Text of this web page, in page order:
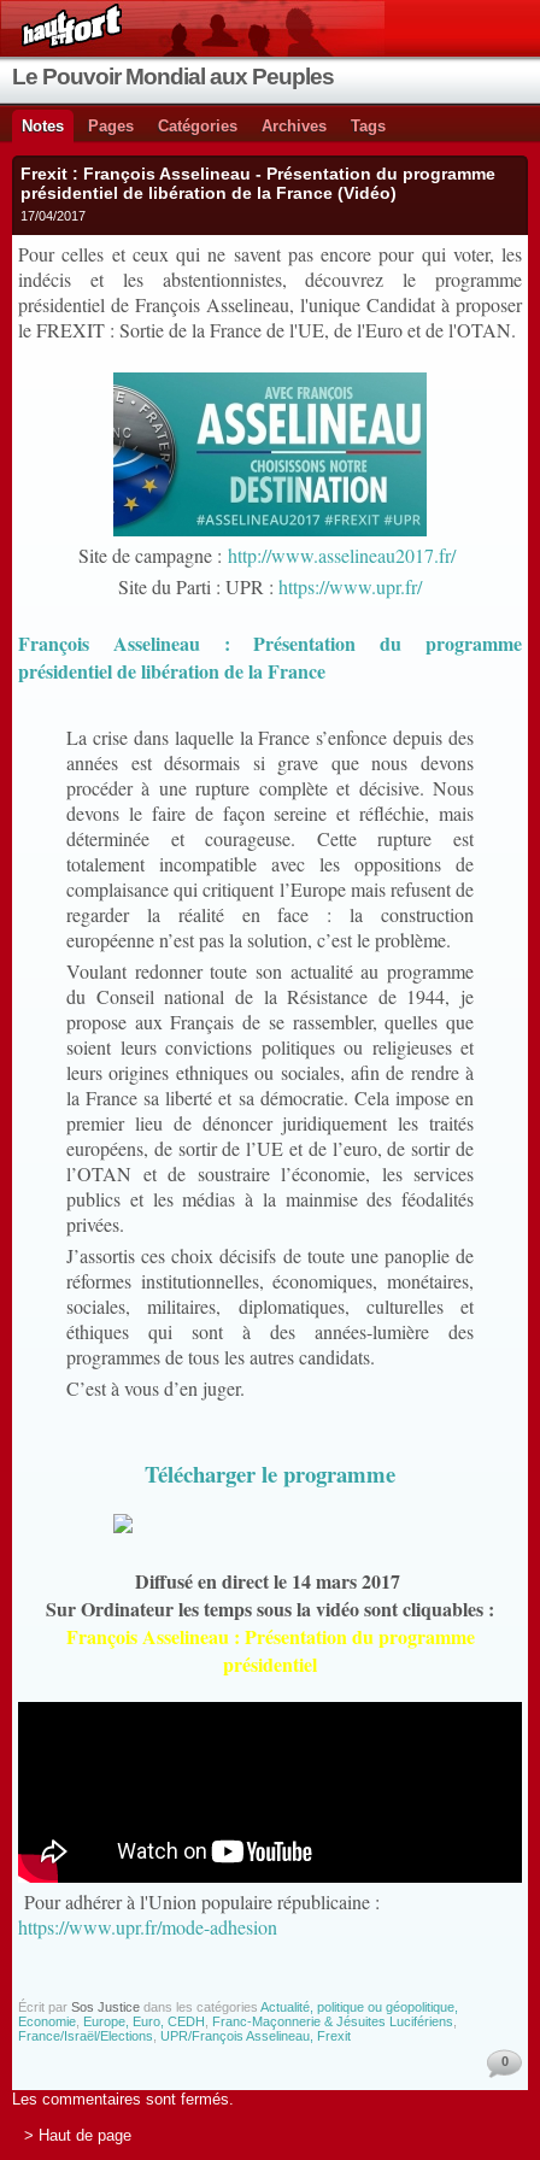
Le Pouvoir Mondial aux Peuples
Notes Pages Catégories Archives Tags
Frexit : François Asselineau - Présentation du programme
présidentiel de libération de la France (Vidéo)
17/04/2017
Pour celles et ceux qui ne savent pas encore pour qui voter, les
indécis et les abstentionnistes, découvrez le programme
présidentiel de François Asselineau, l'unique Candidat à proposer
le FREXIT : Sortie de la France de l'UE, de l'Euro et de l'OTAN.
Site de campagne : http://www.asselineau2017.fr/
Site du Parti : UPR : https://www.upr.fr/
François Asselineau : Présentation du programme
présidentiel de libération de la France
La crise dans laquelle la France s’enfonce depuis des
années est désormais si grave que nous devons
procéder à une rupture complète et décisive. Nous
devons le faire de façon sereine et réfléchie, mais
déterminée et courageuse. Cette rupture est
totalement incompatible avec les oppositions de
complaisance qui critiquent l’Europe mais refusent de
regarder la réalité en face : la construction
européenne n’est pas la solution, c’est le problème.
Voulant redonner toute son actualité au programme
du Conseil national de la Résistance de 1944, je
propose aux Français de se rassembler, quelles que
soient leurs convictions politiques ou religieuses et
leurs origines ethniques ou sociales, afin de rendre à
la France sa liberté et sa démocratie. Cela impose en
premier lieu de dénoncer juridiquement les traités
européens, de sortir de l’UE et de l’euro, de sortir de
l’OTAN et de soustraire l’économie, les services
publics et les médias à la mainmise des féodalités
privées.
J’assortis ces choix décisifs de toute une panoplie de
réformes institutionnelles, économiques, monétaires,
sociales, militaires, diplomatiques, culturelles et
éthiques qui sont à des années-lumière des
programmes de tous les autres candidats.
C’est à vous d’en juger.
Télécharger le programme
Diffusé en direct le 14 mars 2017
Sur Ordinateur les temps sous la vidéo sont cliquables :
François Asselineau : Présentation du programme
présidentiel
Pour adhérer à l'Union populaire républicaine :
https://www.upr.fr/mode-adhesion
Écrit par Sos Justice dans les catégories Actualité, politique ou géopolitique,
Economie, Europe, Euro, CEDH , Franc-Maçonnerie & Jésuites Lucifériens,
France/Israël/Elections, UPR/François Asselineau, Frexit
0
Les commentaires sont fermés.
> Haut de page